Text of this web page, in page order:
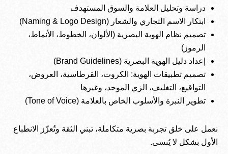
دراسة وتحليل العلامة والسوق المستهدف
ابتكار الاسم التجاري والشعار (Naming & Logo Design)
تصميم نظام الهوية البصرية (الألوان، الخطوط، الأنماط،
الرموز)
إعداد دليل الهوية البصرية (Brand Guidelines)
تصميم تطبيقات الهوية: الكروت، القرطاسية، العروض،
التواقيع، التغليف، الزي الموحد، وغيرها
تطوير النبرة والأسلوب الخاص بالعلامة (Tone of Voice)
نعمل على خلق تجربة بصرية متكاملة، تبني الثقة وتُعزّز الانطباع
الأول بشكل لا يُنسى.